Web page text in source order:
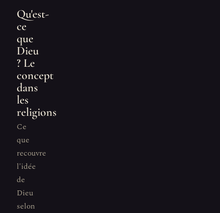
Qu'est-
ce
que
Dieu
? Le
concept
dans
les
religions
Ce
que
recouvre
l'idée
de
Dieu
selon